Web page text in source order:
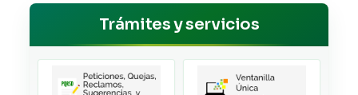
Trámites y servicios